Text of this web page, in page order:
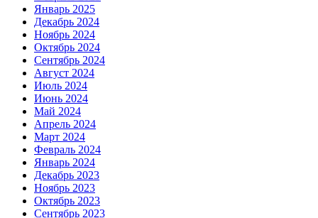
Январь 2025
Декабрь 2024
Ноябрь 2024
Октябрь 2024
Сентябрь 2024
Август 2024
Июль 2024
Июнь 2024
Май 2024
Апрель 2024
Март 2024
Февраль 2024
Январь 2024
Декабрь 2023
Ноябрь 2023
Октябрь 2023
Сентябрь 2023